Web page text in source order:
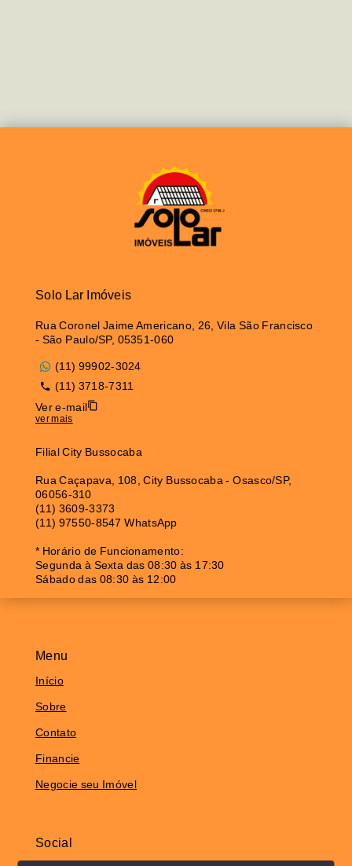
Menu
Início
Sobre
Contato
Financie
Negocie seu Imóvel
Social
Solo Lar Imóveis
Rua Coronel Jaime Americano, 26, Vila São Francisco
- São Paulo/SP, 05351-060
(11) 99902-3024
(11) 3718-7311
Ver e-mail
ver mais
Filial City Bussocaba
Rua Caçapava, 108, City Bussocaba - Osasco/SP,
06056-310
(11) 3609-3373
(11) 97550-8547 WhatsApp
* Horário de Funcionamento:
Segunda à Sexta das 08:30 às 17:30
Sábado das 08:30 às 12:00